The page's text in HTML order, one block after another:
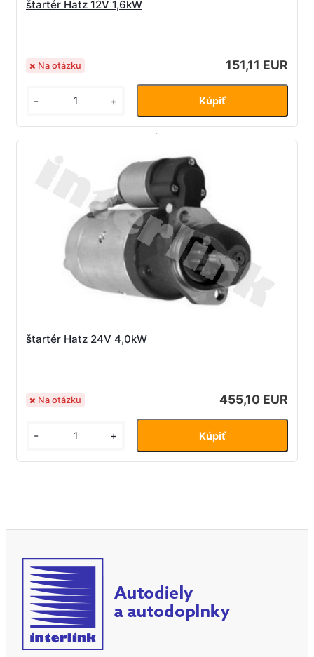
štartér Hatz 12V 1,6kW
151,11 EUR
Na otázku
- +
štartér Hatz 24V 4,0kW
455,10 EUR
Na otázku
- +